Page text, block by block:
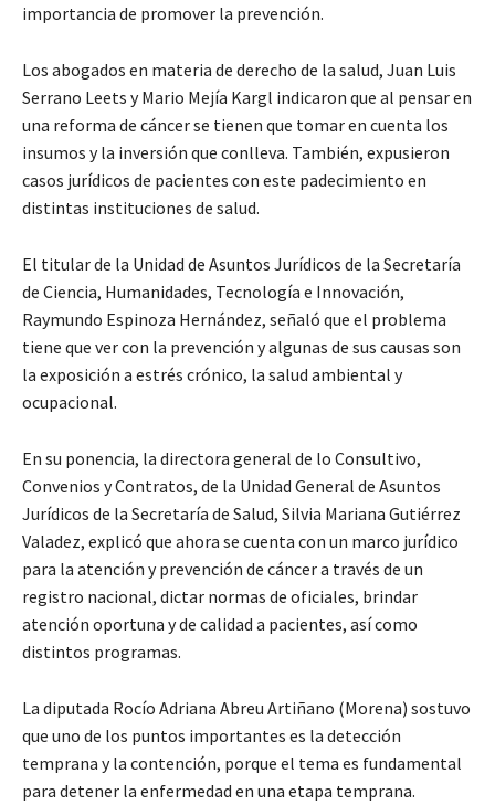
importancia de promover la prevención.
Los abogados en materia de derecho de la salud, Juan Luis
Serrano Leets y Mario Mejía Kargl indicaron que al pensar en
una reforma de cáncer se tienen que tomar en cuenta los
insumos y la inversión que conlleva. También, expusieron
casos jurídicos de pacientes con este padecimiento en
distintas instituciones de salud.
El titular de la Unidad de Asuntos Jurídicos de la Secretaría
de Ciencia, Humanidades, Tecnología e Innovación,
Raymundo Espinoza Hernández, señaló que el problema
tiene que ver con la prevención y algunas de sus causas son
la exposición a estrés crónico, la salud ambiental y
ocupacional.
En su ponencia, la directora general de lo Consultivo,
Convenios y Contratos, de la Unidad General de Asuntos
Jurídicos de la Secretaría de Salud, Silvia Mariana Gutiérrez
Valadez, explicó que ahora se cuenta con un marco jurídico
para la atención y prevención de cáncer a través de un
registro nacional, dictar normas de oficiales, brindar
atención oportuna y de calidad a pacientes, así como
distintos programas.
La diputada Rocío Adriana Abreu Artiñano (Morena) sostuvo
que uno de los puntos importantes es la detección
temprana y la contención, porque el tema es fundamental
para detener la enfermedad en una etapa temprana.